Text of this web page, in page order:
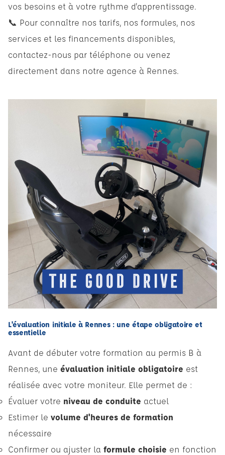
vos besoins et à votre rythme d'apprentissage.
📞 Pour connaître nos tarifs, nos formules, nos
services et les financements disponibles,
contactez-nous par téléphone ou venez
directement dans notre agence à Rennes.
L'évaluation initiale à Rennes : une étape obligatoire et
essentielle
Avant de débuter votre formation au permis B à
Rennes, une évaluation initiale obligatoire est
réalisée avec votre moniteur. Elle permet de :
Évaluer votre niveau de conduite actuel
Estimer le volume d'heures de formation
nécessaire
Confirmer ou ajuster la formule choisie en fonction